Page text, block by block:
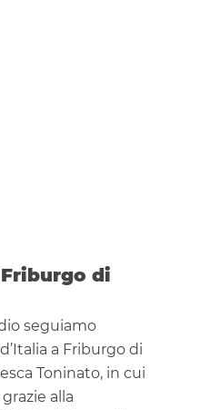
di
seguiamo
a Friburgo di
Toninato, in cui
alla